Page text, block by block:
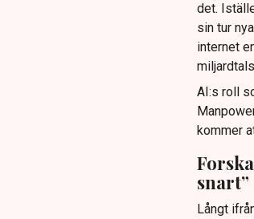
det.
sin tur
internet
AI:s roll
kommer
snart”
Långt